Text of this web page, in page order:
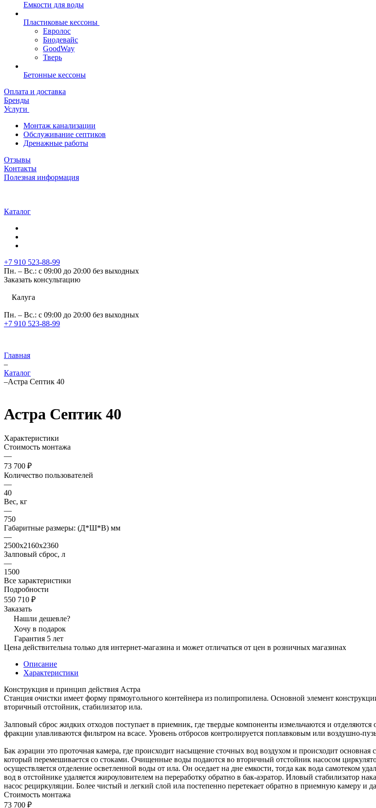
Емкости для воды
Пластиковые кессоны
Евролос
Биодевайс
GoodWay
Тверь
Бетонные кессоны
Оплата и доставка
Бренды
Услуги
Монтаж канализации
Обслуживание септиков
Дренажные работы
Отзывы
Контакты
Полезная информация
Каталог
+7 910 523-88-99
Пн. – Вс.: с 09:00 до 20:00 без выходных
Заказать консультацию
Калуга
Пн. – Вс.: с 09:00 до 20:00 без выходных
+7 910 523-88-99
Главная
–
Каталог
–Астра Септик 40
Астра Септик 40
Характеристики
Стоимость монтажа
—
73 700 ₽
Количество пользователей
—
40
Вес, кг
—
750
Габаритные размеры: (Д*Ш*В) мм
—
2500х2160х2360
Залповый сброс, л
—
1500
Все характеристики
Подробности
550 710 ₽
Заказать
Нашли дешевле?
Хочу в подарок
Гарантия 5 лет
Цена действительна только для интернет-магазина и может отличаться от цен в розничных магазинах
Описание
Характеристики
Конструкция и принцип действия Астра
Станция очистки имеет форму прямоугольного контейнера из полипропилена. Основной элемент
вторичный отстойник, стабилизатор ила.
Залповый сброс жидких отходов поступает в приемник, где твердые компоненты измельчаются и
фракции улавливаются фильтром на всасе. Уровень отбросов контролируется поплавковым или воздушно-
Бак аэрации это проточная камера, где происходит насыщение сточных вод воздухом и происходит
который перемешивается со стоками. Очищенные воды подаются во вторичный отстойник насосом
осуществляется отделение осветленной воды от ила. Он оседает на дне емкости, тогда как вода самотеком
вод в отстойнике удаляется жироуловителем на переработку обратно в бак-аэратор. Иловый стабилизатор
насос рециркуляции. Более чистый и легкий слой ила постепенно перетекает обратно в приемную камеру и
Стоимость монтажа
73 700 ₽